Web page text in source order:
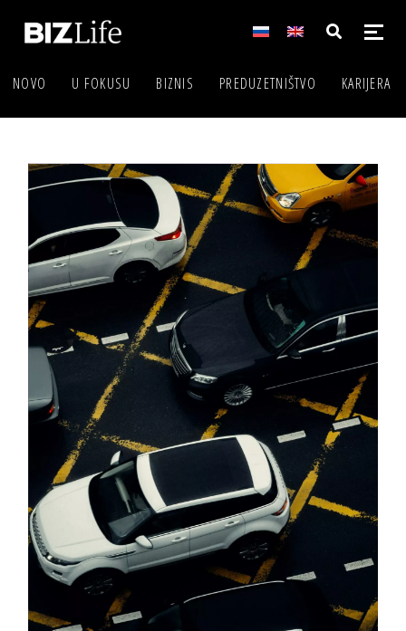
NOVO U FOKUSU BIZNIS PREDUZETNIŠTVO KARIJERA